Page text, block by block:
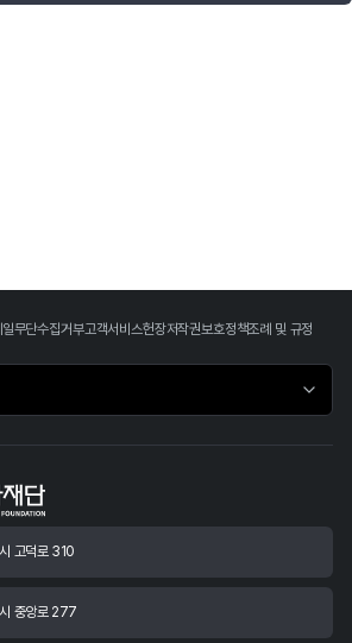
무단수집거부고객서비스헌장저작권보호정책조례 및 규정
고덕로 310
중앙로 277